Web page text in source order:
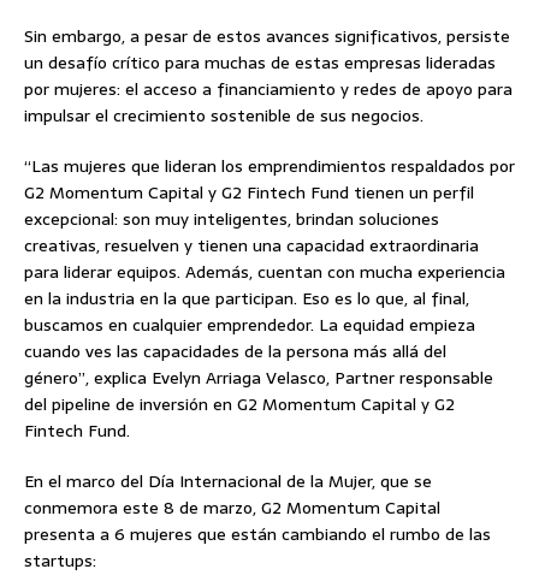
Sin embargo, a pesar de estos avances significativos, persiste
un desafío crítico para muchas de estas empresas lideradas
por mujeres: el acceso a financiamiento y redes de apoyo para
impulsar el crecimiento sostenible de sus negocios.
“Las mujeres que lideran los emprendimientos respaldados por
G2 Momentum Capital y G2 Fintech Fund tienen un perfil
excepcional: son muy inteligentes, brindan soluciones
creativas, resuelven y tienen una capacidad extraordinaria
para liderar equipos. Además, cuentan con mucha experiencia
en la industria en la que participan. Eso es lo que, al final,
buscamos en cualquier emprendedor. La equidad empieza
cuando ves las capacidades de la persona más allá del
género”, explica Evelyn Arriaga Velasco, Partner responsable
del pipeline de inversión en G2 Momentum Capital y G2
Fintech Fund.
En el marco del Día Internacional de la Mujer, que se
conmemora este 8 de marzo, G2 Momentum Capital
presenta a 6 mujeres que están cambiando el rumbo de las
startups: